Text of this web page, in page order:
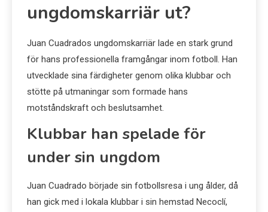
ungdomskarriär ut?
Juan Cuadrados ungdomskarriär lade en stark grund
för hans professionella framgångar inom fotboll. Han
utvecklade sina färdigheter genom olika klubbar och
stötte på utmaningar som formade hans
motståndskraft och beslutsamhet.
Klubbar han spelade för
under sin ungdom
Juan Cuadrado började sin fotbollsresa i ung ålder, då
han gick med i lokala klubbar i sin hemstad Necoclí,